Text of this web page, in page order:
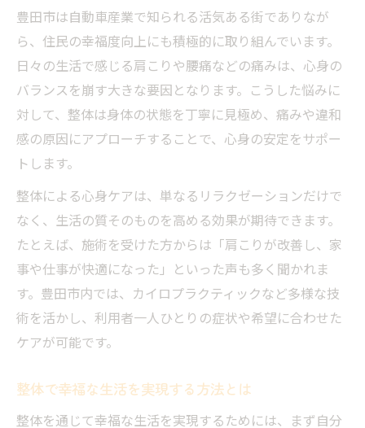
豊田市は自動車産業で知られる活気ある街でありなが
ら、住民の幸福度向上にも積極的に取り組んでいます。
日々の生活で感じる肩こりや腰痛などの痛みは、心身の
バランスを崩す大きな要因となります。こうした悩みに
対して、整体は身体の状態を丁寧に見極め、痛みや違和
感の原因にアプローチすることで、心身の安定をサポー
トします。
整体による心身ケアは、単なるリラクゼーションだけで
なく、生活の質そのものを高める効果が期待できます。
たとえば、施術を受けた方からは「肩こりが改善し、家
事や仕事が快適になった」といった声も多く聞かれま
す。豊田市内では、カイロプラクティックなど多様な技
術を活かし、利用者一人ひとりの症状や希望に合わせた
ケアが可能です。
整体で幸福な生活を実現する方法とは
整体を通じて幸福な生活を実現するためには、まず自分